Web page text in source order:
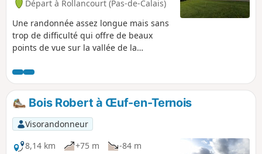
Départ à Rollancourt (Pas-de-Calais)
Une randonnée assez longue mais sans
trop de difficulté qui offre de beaux
points de vue sur la vallée de la
Montigny (3) a été bien nettoyé, ce qui
n'était pas arrivé depuis belle lurette ! Il
est pour l'instant parfaitement
praticable.
Bois Robert à Œuf-en-Ternois
Visorandonneur
8,14 km
+75 m
-84 m